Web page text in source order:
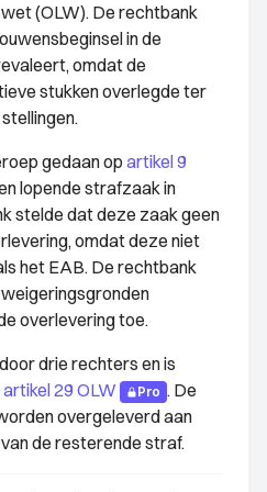
(OLW). De rechtbank
in de
omdat de
stukken overlegde ter
gedaan op artikel 9
lopende strafzaak in
stelde dat deze zaak geen
omdat deze niet
het EAB. De rechtbank
overlevering toe.
drie rechters en is
artikel 29 OLW Pro . De
overgeleverd aan
de resterende straf.